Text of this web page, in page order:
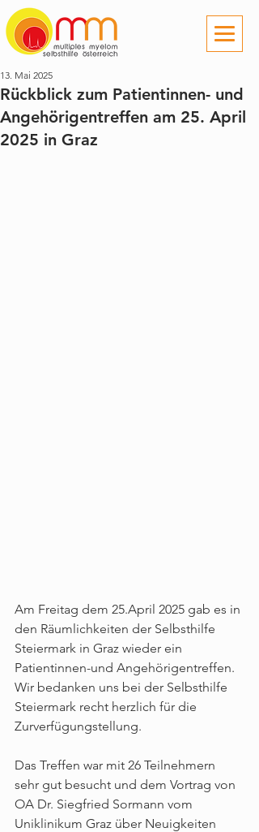
Rückblick zum Patientinnen- und
Angehörigentreffen am 25. April
2025 in Graz
13. Mai 2025
Am Freitag dem 25.April 2025 gab es in
den Räumlichkeiten der Selbsthilfe
Steiermark in Graz wieder ein
Patientinnen-und Angehörigentreffen.
Wir bedanken uns bei der Selbsthilfe
Steiermark recht herzlich für die
Zurverfügungstellung.
Das Treffen war mit 26 Teilnehmern
sehr gut besucht und dem Vortrag von
OA Dr. Siegfried Sormann vom
Uniklinikum Graz über Neuigkeiten